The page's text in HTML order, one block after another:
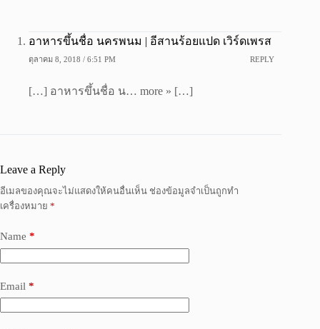
อาหารขึ้นชื่อ นครพนม | อีสานร้อยแปด เวิร์ดเพรส
ตุลาคม 8, 2018 / 6:51 PM REPLY
[…] อาหารขึ้นชื่อ น… more » […]
Leave a Reply
อีเมลของคุณจะไม่แสดงให้คนอื่นเห็น ช่องข้อมูลจำเป็นถูกทำ
เครื่องหมาย *
Name *
Email *